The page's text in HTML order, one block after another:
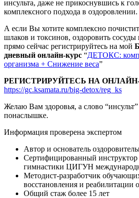
инсульта, даже не прикоснувшись к
комплексного подхода в оздоровлении.
А если Вы хотите комплексно
шлаков и токсинов, оздоровить сосуды
прямо сейчас регистрируйтесь на мой
дневный онлайн-курс “ДЕТОКС:
организма + Снижение веса”
РЕГИСТРИРУЙТЕСЬ НА
https://gc.ksamata.ru/big-detox/reg_ks
Желаю Вам здоровья, а слово “инсульт”
понаслышке.
Информация проверена экспертом
Автор и основатель
Сертифицированный инструктор
гимнастики ЦИГУН
Методист-разработчик
восстановления и реабилитации
Общий стаж более 15 лет